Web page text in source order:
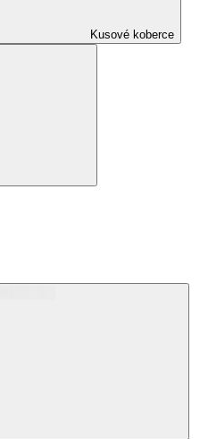
Kusové koberce